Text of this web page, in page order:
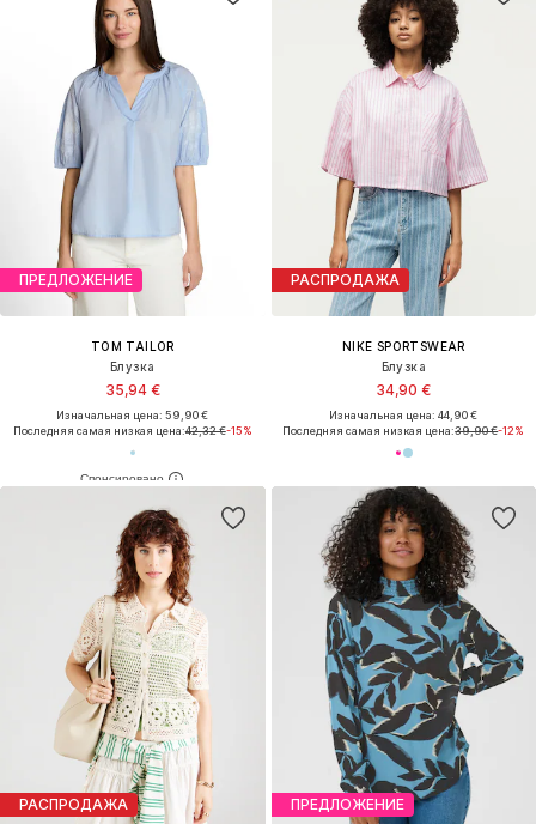
ПРЕДЛОЖЕНИЕ
TOM TAILOR
Блузка
35,94 €
Изначальная цена: 59,90 €
Последняя самая низкая цена:42,32 €-15%
РАСПРОДАЖА
NIKE SPORTSWEAR
Блузка
34,90 €
Изначальная цена: 44,90 €
Последняя самая низкая цена:39,90 €-12%
РАСПРОДАЖА ПРЕДЛОЖЕНИЕ